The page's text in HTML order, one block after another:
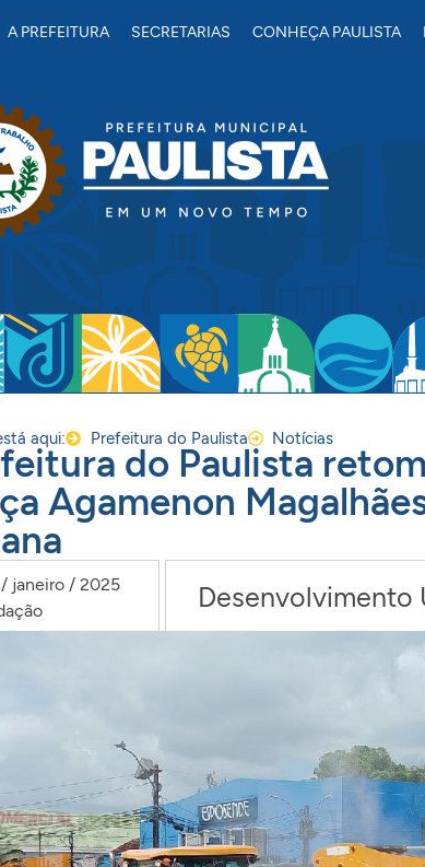
A PREFEITURA SECRETARIAS CONHEÇA PAULISTA
aqui: Prefeitura do Paulista Notícias
do Paulista
Agamenon
janeiro / 2025
Desenvolvimento